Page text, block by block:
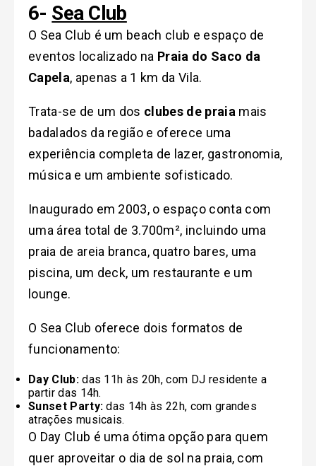
6- Sea Club
O Sea Club é um beach club e espaço de
eventos localizado na Praia do Saco da
Capela, apenas a 1 km da Vila.
Trata-se de um dos clubes de praia mais
badalados da região e oferece uma
experiência completa de lazer, gastronomia,
música e um ambiente sofisticado.
Inaugurado em 2003, o espaço conta com
uma área total de 3.700m², incluindo uma
praia de areia branca, quatro bares, uma
piscina, um deck, um restaurante e um
lounge.
O Sea Club oferece dois formatos de
funcionamento:
Day Club:das 11h às 20h, com DJ residente a
partir das 14h.
Sunset Party: das 14h às 22h, com grandes
atrações musicais.
O Day Club é uma ótima opção para quem
quer aproveitar o dia de sol na praia, com